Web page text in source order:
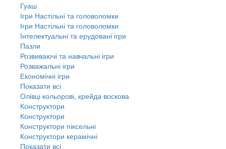
Гуаш
Ігри Настільні та головоломки
Ігри Настільні та головоломки
Інтелектуальні та ерудовані ігри
Пазли
Розвиваючі та навчальні ігри
Розважальні ігри
Економічні ігри
Показати всі
Олівці кольорові, крейда воскова
Конструктори
Конструктори
Конструктори піксельні
Конструктори керамічні
Показати всі